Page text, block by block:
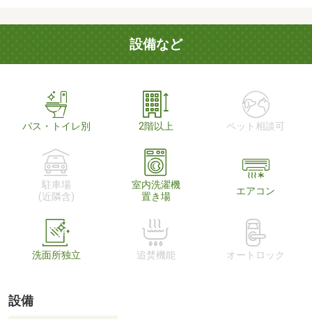
設備など
バス・トイレ別 2階以上 ペット相談可
駐車場
(近隣含)
室内洗濯機
置き場
エアコン
洗面所独立 追焚機能 オートロック
設備